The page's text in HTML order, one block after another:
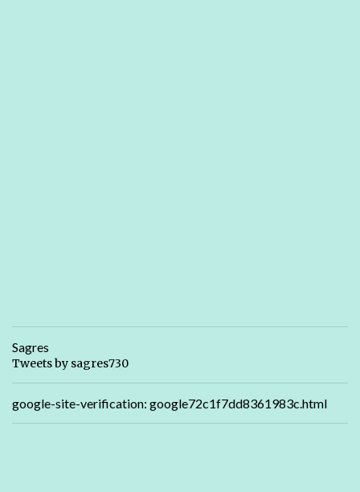
Sagres
Tweets by sagres730
google-site-verification: google72c1f7dd8361983c.html